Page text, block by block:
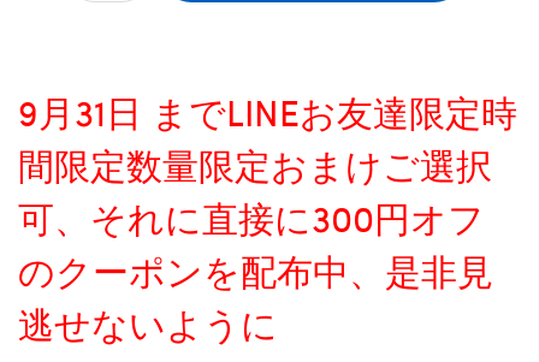
9月31日 までLINEお友達限定時
間限定数量限定おまけご選択
可、それに直接に300円オフ
のクーポンを配布中、是非見
逃せないように